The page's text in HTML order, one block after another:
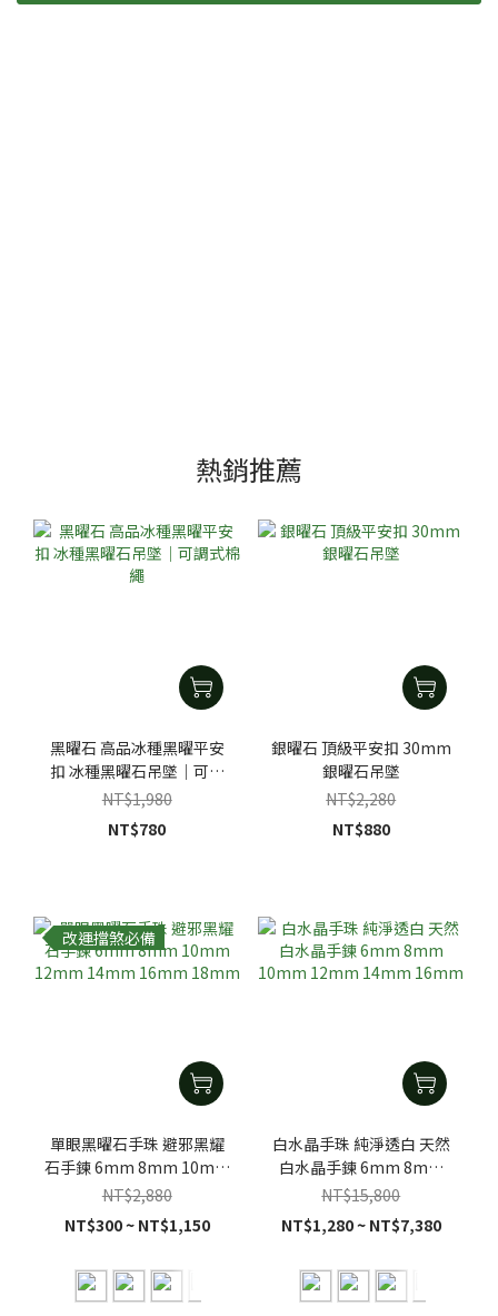
熱銷推薦
黑曜石 高品冰種黑曜平安
扣 冰種黑曜石吊墜｜可調
式棉繩
NT$1,980
NT$780
銀曜石 頂級平安扣 30mm
銀曜石吊墜
NT$2,280
NT$880
改運擋煞必備
單眼黑曜石手珠 避邪黑耀
石手鍊 6mm 8mm 10mm
12mm 14mm 16mm
NT$2,880
NT$300 ~ NT$1,150
白水晶手珠 純淨透白 天然
白水晶手鍊 6mm 8mm
10mm 12mm 14mm
NT$15,800
NT$1,280 ~ NT$7,380